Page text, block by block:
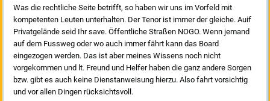
Was die rechtliche Seite betrifft, so haben wir uns im Vorfeld mit
kompetenten Leuten unterhalten. Der Tenor ist immer der gleiche. Auif
Privatgelände seid Ihr save. Öffentliche Straßen NOGO. Wenn jemand
auf dem Fussweg oder wo auch immer fährt kann das Board
eingezogen werden. Das ist aber meines Wissens noch nicht
vorgekommen und lt. Freund und Helfer haben die ganz andere Sorgen
bzw. gibt es auch keine Dienstanweisung hierzu. Also fahrt vorsichtig
und vor allen Dingen rücksichtsvoll.